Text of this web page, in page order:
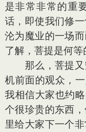
是非常非常的重
话，即使我们修
沦为魔业的一场
了解，菩提是何等
那么，菩提又
机前面的观众，一
我相信大家也约
个很珍贵的东西
里给大家下一个